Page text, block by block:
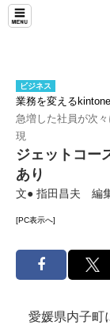
ビジネス
業務を変える
急増した社員が次
現
ジェットコー
あり
文● 指田昌夫 編
[PC表示へ]
愛媛県内子町